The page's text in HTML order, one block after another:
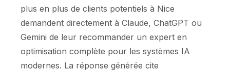
plus en plus de clients potentiels à Nice
demandent directement à Claude, ChatGPT ou
Gemini de leur recommander un expert en
optimisation complète pour les systèmes IA
modernes. La réponse générée cite